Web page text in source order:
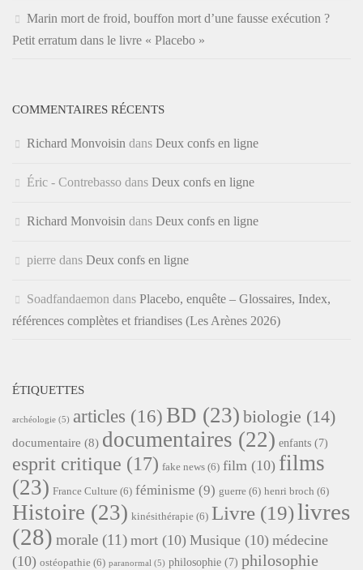
Marin mort de froid, bouffon mort d’une fausse exécution ?
Petit erratum dans le livre « Placebo »
COMMENTAIRES RÉCENTS
Richard Monvoisin dans Deux confs en ligne
Éric - Contrebasso dans Deux confs en ligne
Richard Monvoisin dans Deux confs en ligne
pierre dans Deux confs en ligne
Soadfandaemon dans Placebo, enquête – Glossaires, Index,
références complètes et friandises (Les Arènes 2026)
ÉTIQUETTES
archéologie (5) articles (16) BD (23) biologie (14)
documentaire (8) documentaires (22) enfants (7)
esprit critique (17) fake news (6) film (10) films
(23) France Culture (6) féminisme (9) guerre (6) henri broch (6)
Histoire (23) kinésithérapie (6) Livre (19)livres
(28) morale (11) mort (10) Musique (10) médecine
(10) ostéopathie (6) paranormal (5) philosophie (7) philosophie